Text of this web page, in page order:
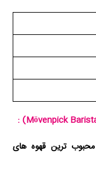
(Mövenpick
:
محبوب ترین قهوه های